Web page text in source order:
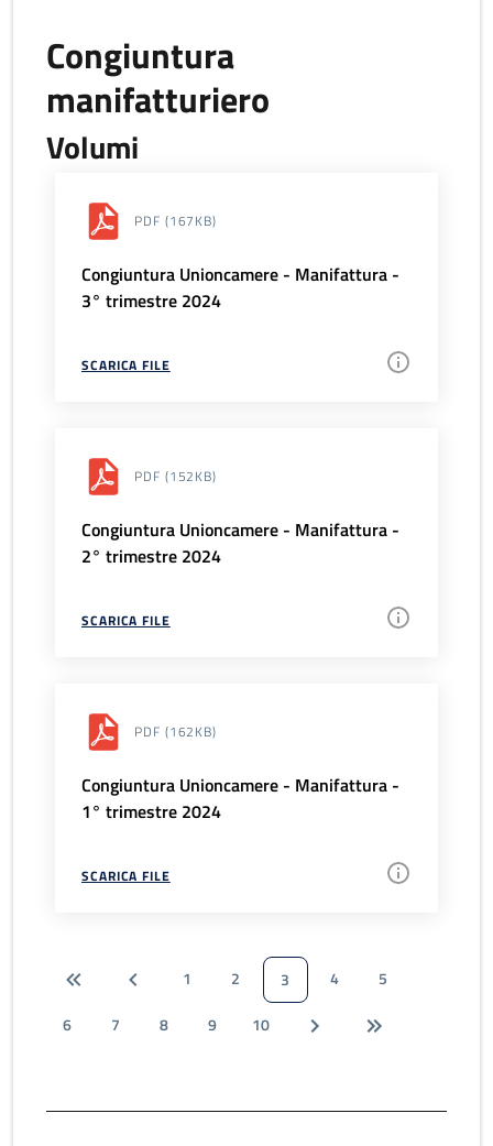
Congiuntura
manifatturiero
Volumi
PDF (167KB)
Congiuntura Unioncamere - Manifattura -
3° trimestre 2024
SCARICA FILE
PDF (152KB)
Congiuntura Unioncamere - Manifattura -
2° trimestre 2024
SCARICA FILE
PDF (162KB)
Congiuntura Unioncamere - Manifattura -
1° trimestre 2024
SCARICA FILE
1 2 3 4
5
6
7 8 9 10